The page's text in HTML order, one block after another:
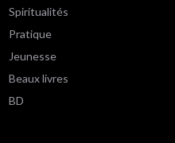
Spiritualités
Pratique
Jeunesse
Beaux livres
BD